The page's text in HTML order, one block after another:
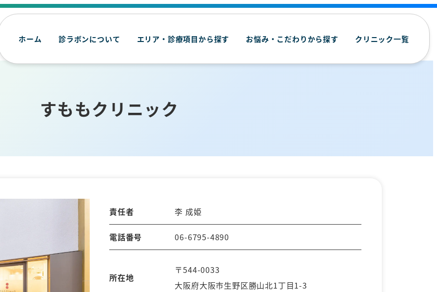
ホーム 診ラボンについて エリア・診療項目から探す お悩み・こだわりから探す クリニック一覧
すももクリニック
責任者 李 成姫
電話番号 06-6795-4890
所在地
〒544-0033
大阪府大阪市生野区勝山北1丁目1-3